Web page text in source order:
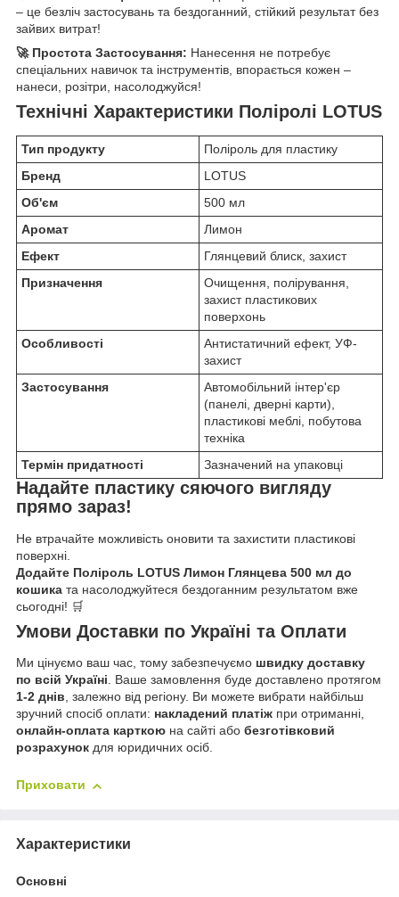
– це безліч застосувань та бездоганний, стійкий результат без
зайвих витрат!
🚀 Простота Застосування: Нанесення не потребує
спеціальних навичок та інструментів, впорається кожен –
нанеси, розітри, насолоджуйся!
Технічні Характеристики Поліролі LOTUS
Тип продукту
Поліроль для пластику
Бренд
LOTUS
Об'єм
500 мл
Аромат
Лимон
Ефект
Глянцевий блиск, захист
Призначення
Очищення, полірування,
захист пластикових
поверхонь
Особливості
Антистатичний ефект, УФ-
захист
Застосування
Автомобільний інтер'єр
(панелі, дверні карти),
пластикові меблі, побутова
техніка
Термін придатності
Зазначений на упаковці
Надайте пластику сяючого вигляду
прямо зараз!
Не втрачайте можливість оновити та захистити пластикові
поверхні.
Додайте Поліроль LOTUS Лимон Глянцева 500 мл до
кошика та насолоджуйтеся бездоганним результатом вже
сьогодні! 🛒
Умови Доставки по Україні та Оплати
Ми цінуємо ваш час, тому забезпечуємо швидку доставку
по всій Україні. Ваше замовлення буде доставлено протягом
1-2 днів, залежно від регіону. Ви можете вибрати найбільш
зручний спосіб оплати: накладений платіж при отриманні,
онлайн-оплата карткою на сайті або безготівковий
розрахунок для юридичних осіб.
Приховати
Характеристики
Основні